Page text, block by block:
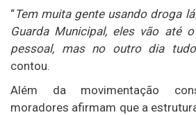
“Tem muita gente usando droga
Guarda Municipal, eles vão até
pessoal, mas no outro dia
contou.
Além da movimentação
moradores afirmam que a